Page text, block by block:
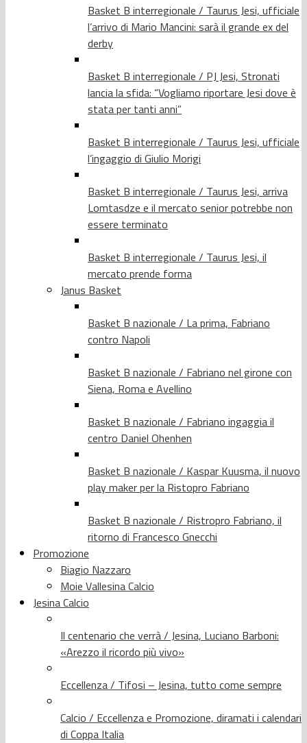
Basket B interregionale / Taurus Jesi, ufficiale
l’arrivo di Mario Mancini: sarà il grande ex del
derby
Basket B interregionale / PJ Jesi, Stronati
lancia la sfida: “Vogliamo riportare Jesi dove è
stata per tanti anni”
Basket B interregionale / Taurus Jesi, ufficiale
l’ingaggio di Giulio Morigi
Basket B interregionale / Taurus Jesi, arriva
Lomtasdze e il mercato senior potrebbe non
essere terminato
Basket B interregionale / Taurus Jesi, il
mercato prende forma
Janus Basket
Basket B nazionale / La prima, Fabriano
contro Napoli
Basket B nazionale / Fabriano nel girone con
Siena, Roma e Avellino
Basket B nazionale / Fabriano ingaggia il
centro Daniel Ohenhen
Basket B nazionale / Kaspar Kuusma, il nuovo
play maker per la Ristopro Fabriano
Basket B nazionale / Ristropro Fabriano, il
ritorno di Francesco Gnecchi
Promozione
Biagio Nazzaro
Moie Vallesina Calcio
Jesina Calcio
Il centenario che verrà / Jesina, Luciano Barboni:
«Arezzo il ricordo più vivo»
Eccellenza / Tifosi – Jesina, tutto come sempre
Calcio / Eccellenza e Promozione, diramati i calendari
di Coppa Italia